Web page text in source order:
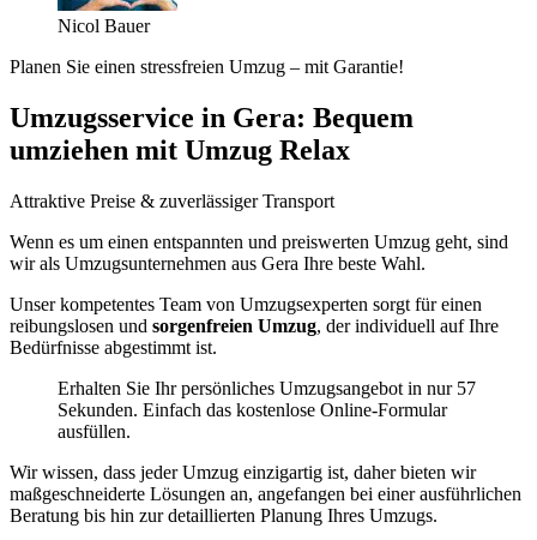
Nicol Bauer
Planen Sie einen stressfreien Umzug – mit Garantie!
Umzugsservice in Gera: Bequem
umziehen mit Umzug Relax
Attraktive Preise & zuverlässiger Transport
Wenn es um einen entspannten und preiswerten Umzug geht, sind
wir als Umzugsunternehmen aus Gera Ihre beste Wahl.
Unser kompetentes Team von Umzugsexperten sorgt für einen
reibungslosen und sorgenfreien Umzug, der individuell auf Ihre
Bedürfnisse abgestimmt ist.
Erhalten Sie Ihr persönliches Umzugsangebot in nur 57
Sekunden. Einfach das kostenlose Online-Formular
ausfüllen.
Wir wissen, dass jeder Umzug einzigartig ist, daher bieten wir
maßgeschneiderte Lösungen an, angefangen bei einer ausführlichen
Beratung bis hin zur detaillierten Planung Ihres Umzugs.